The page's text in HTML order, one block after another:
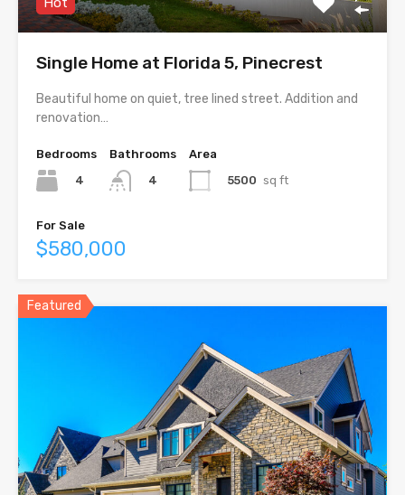
Single Home at Florida 5, Pinecrest
Beautiful home on quiet, tree lined street. Addition and
renovation…
Bedrooms
4
Bathrooms
4
Area
5500 sq ft
For Sale
$580,000
Featured